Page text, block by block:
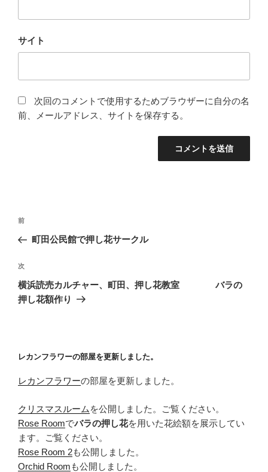
サイト
次回のコメントで使用するためブラウザーに自分の名
前、メールアドレス、サイトを保存する。
投
ナ
ビ
ゲ
ー
前
の
稿
前
町田公民館で押し花サークル
次
の
投
次
横浜読売カルチャー、町田、押し花教室 バラの
押し花額作り
レカンフラワーの部屋を更新しました。
レカンフラワーの部屋を更新しました。
クリスマスルーム を公開しました。ご覧ください。
Rose Roomでバラの押し花を用いた花絵額を展示してい
ます。ご覧ください。
Rose Room 2も公開しました。
Orchid Room も公開しました。